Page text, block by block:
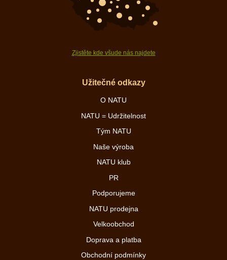
Zjistěte kde všude nás najdete
Užitečné odkazy
O NATU
NATU = Udržitelnost
Tým NATU
Naše výroba
NATU klub
PR
Podporujeme
NATU prodejna
Velkoobchod
Doprava a platba
Obchodní podmínky